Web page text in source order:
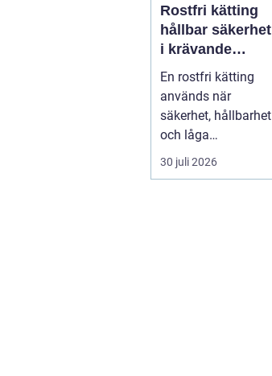
Rostfri kätting
hållbar säkerhet
i krävande
miljöer
En rostfri kätting
används när
säkerhet, hållbarhet
och låga
underhållskostnade
r är viktigare än
30 juli 2026